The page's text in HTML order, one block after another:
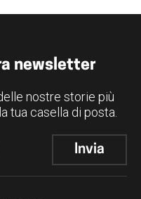
newsletter
nostre storie più
tua casella di posta.